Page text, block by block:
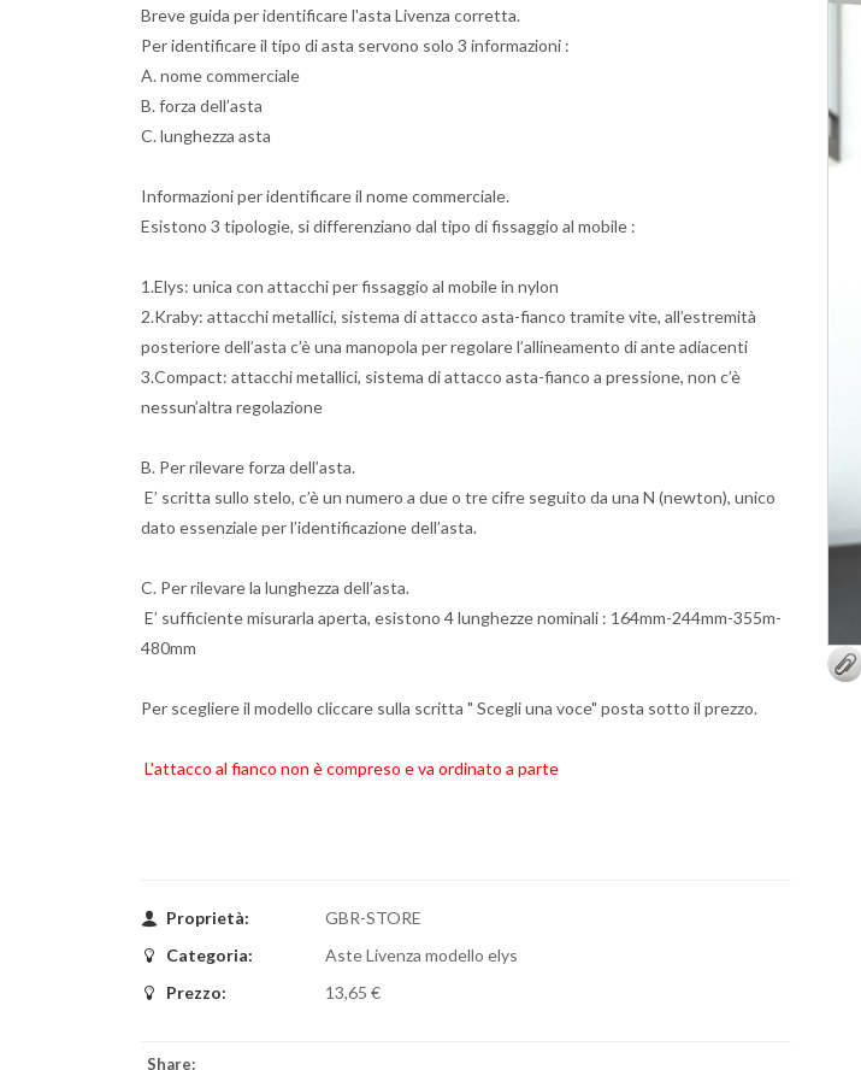
Breve guida per identificare l'asta Livenza corretta.
Per identificare il tipo di asta servono solo 3 informazioni :
A. nome commerciale
B. forza dell’asta
C. lunghezza asta
Informazioni per identificare il nome commerciale.
Esistono 3 tipologie, si differenziano dal tipo di fissaggio al mobile :
1.Elys: unica con attacchi per fissaggio al mobile in nylon
2.Kraby: attacchi metallici, sistema di attacco asta-fianco tramite vite, all’estremità
posteriore dell’asta c’è una manopola per regolare l’allineamento di ante adiacenti
3.Compact: attacchi metallici, sistema di attacco asta-fianco a pressione, non c’è
nessun’altra regolazione
B. Per rilevare forza dell’asta.
E’ scritta sullo stelo, c’è un numero a due o tre cifre seguito da una N (newton), unico
dato essenziale per l’identificazione dell’asta.
C. Per rilevare la lunghezza dell’asta.
E’ sufficiente misurarla aperta, esistono 4 lunghezze nominali : 164mm-244mm-355m-
480mm
Per scegliere il modello cliccare sulla scritta " Scegli una voce" posta sotto il prezzo.
L'attacco al fianco non è compreso e va ordinato a parte
Proprietà:
GBR-STORE
Categoria:
Aste Livenza modello elys
Prezzo:
13,65 €
Share: